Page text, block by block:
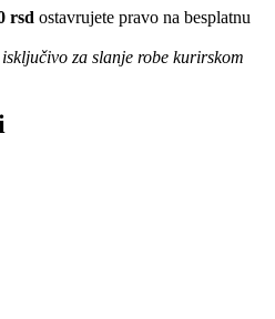
rsd ostavrujete pravo na besplatnu
za slanje robe kurirskom